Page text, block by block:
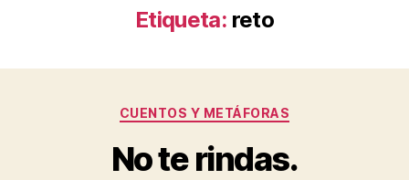
Etiqueta: reto
CUENTOS Y METÁFORAS
No te rindas.